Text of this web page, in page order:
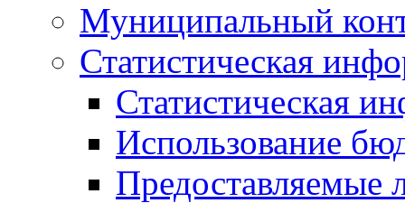
Муниципальный
Статистическая
Статистическая
Использование
Предоставляемые